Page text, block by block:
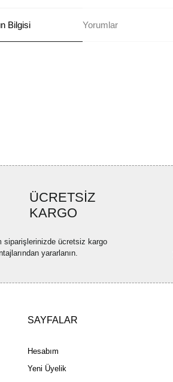
Bilgisi Yorumlar
Bu ürüne benzer farklı alternatifler olmalı.
ÜCRETSİZ
KARGO
siparişlerinizde ücretsiz kargo
yararlanın.
SAYFALAR
Hesabım
Yeni Üyelik